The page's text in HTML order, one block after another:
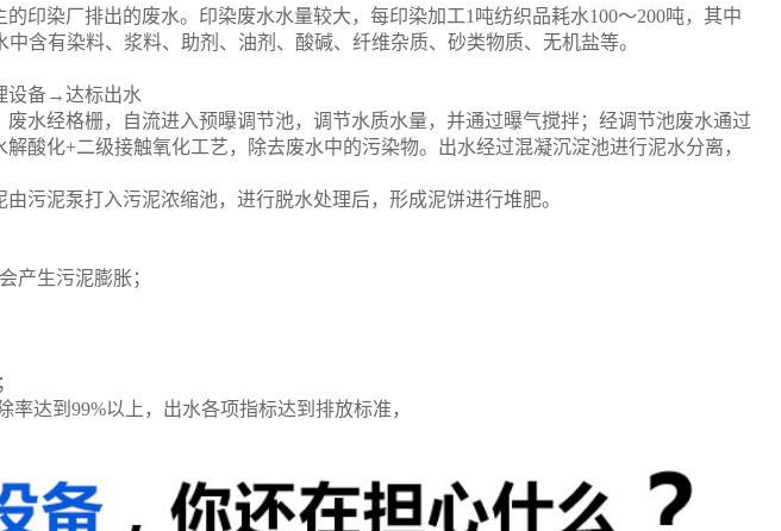
印染厂排出的废水。印染废水水量较大，每印染加工1吨纺织品耗水100～200吨，其中
含有染料、浆料、助剂、油剂、酸碱、纤维杂质、砂类物质、无机盐等。
设备→达标出水
水经格栅，自流进入预曝调节池，调节水质水量，并通过曝气搅拌；经调节池废水通过
酸化+二级接触氧化工艺，除去废水中的污染物。出水经过混凝沉淀池进行泥水分离，
污泥泵打入污泥浓缩池，进行脱水处理后，形成泥饼进行堆肥。
产生污泥膨胀；
达到99%以上，出水各项指标达到排放标准，